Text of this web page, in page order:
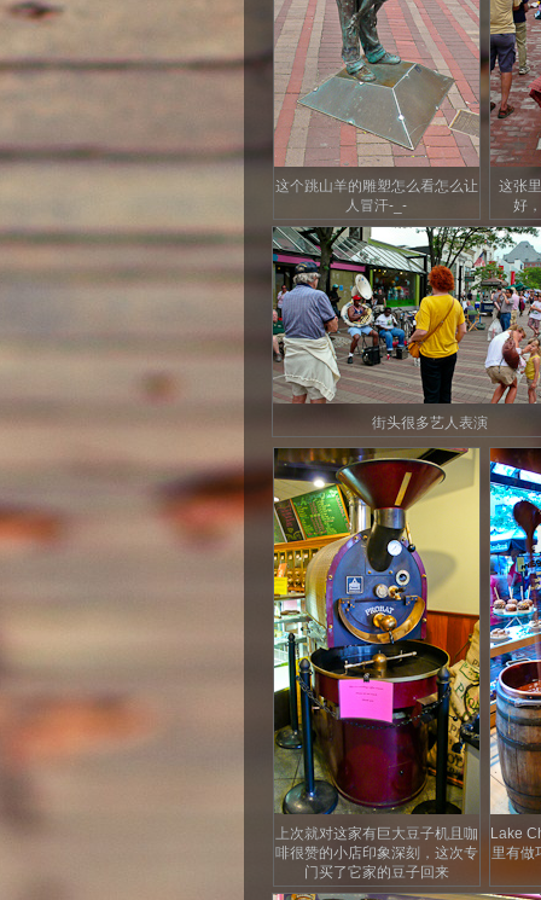
这个跳山羊的雕塑怎么看怎么让
人冒汗-_-
这张
好
街头很多艺人表演
上次就对这家有巨大豆子机且咖
啡很赞的小店印象深刻，这次专
门买了它家的豆子回来
Lake
里有做